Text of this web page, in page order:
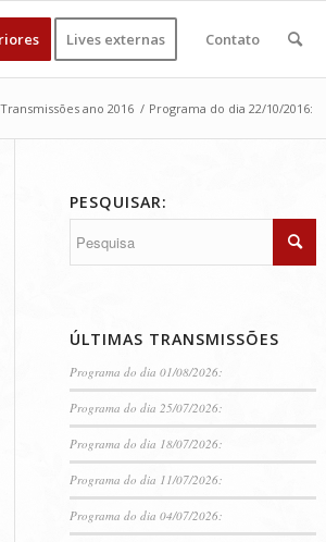
Lives externas Contato
Transmissões ano 2016 / Programa do dia 22/10/2016:
PESQUISAR:
ÚLTIMAS TRANSMISSÕES
Programa do dia 01/08/2026:
Programa do dia 25/07/2026:
Programa do dia 18/07/2026:
Programa do dia 11/07/2026:
Programa do dia 04/07/2026: